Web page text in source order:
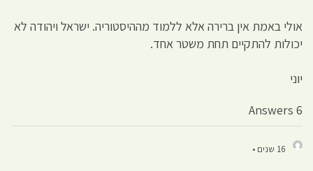
אולי באמת אין ברירה אלא ללמוד מההיסטוריה. ישראל ויהודה לא
יכולות להתקיים תחת משטר אחד.
יוני
6 Answers
16 שנים •